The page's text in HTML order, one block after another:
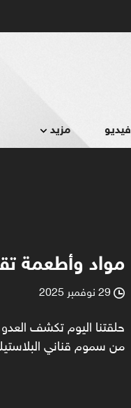
فيديو مزيد
مواد وأطعمة
l 29 نوفمبر 2025
حلقتنا اليوم تكشف
من سموم قناني